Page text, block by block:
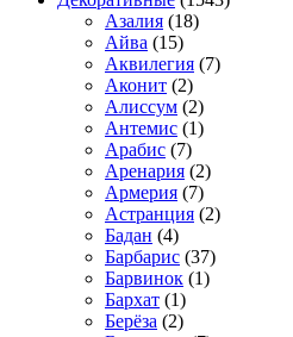
Азалия (18)
Айва (15)
Аквилегия (7)
Аконит (2)
Алиссум (2)
Антемис (1)
Арабис (7)
Аренария (2)
Армерия (7)
Астранция (2)
Бадан (4)
Барбарис (37)
Барвинок (1)
Бархат (1)
Берёза (2)